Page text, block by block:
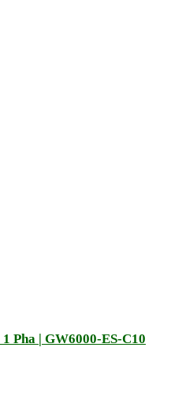
Pha | GW6000-ES-C10